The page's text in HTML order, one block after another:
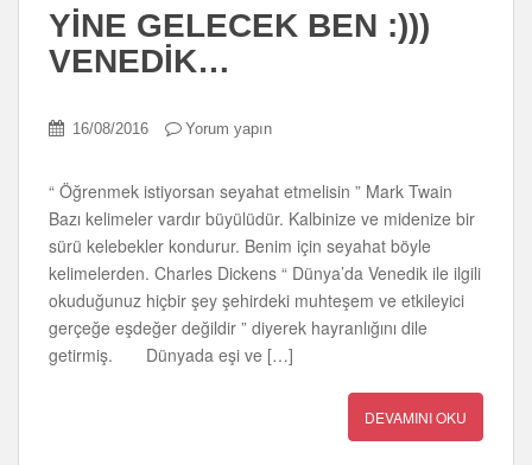
YİNE GELECEK BEN :)))
VENEDİK…
16/08/2016 Yorum yapın
“ Öğrenmek istiyorsan seyahat etmelisin ” Mark Twain
Bazı kelimeler vardır büyülüdür. Kalbinize ve midenize bir
sürü kelebekler kondurur. Benim için seyahat böyle
kelimelerden. Charles Dickens “ Dünya’da Venedik ile ilgili
okuduğunuz hiçbir şey şehirdeki muhteşem ve etkileyici
gerçeğe eşdeğer değildir ” diyerek hayranlığını dile
getirmiş. Dünyada eşi ve […]
DEVAMINI OKU